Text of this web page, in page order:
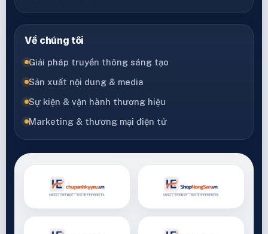
Về chúng tôi
Giải pháp truyền thông sáng tạo
Sản xuất nội dung & media
Sự kiện & vận hành thương hiệu
Marketing & thương mại điện tử